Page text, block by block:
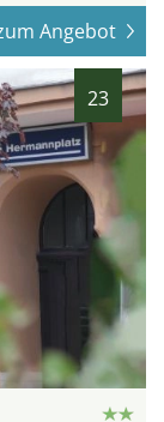
Angebot
23